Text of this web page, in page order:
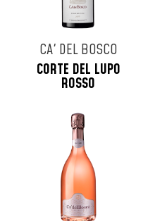
CA' DEL BOSCO
CORTE DEL LUPO
ROSSO